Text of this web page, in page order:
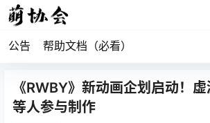
公告 帮助文档（必看）
《RWBY》新动画企划启动！
等人参与制作